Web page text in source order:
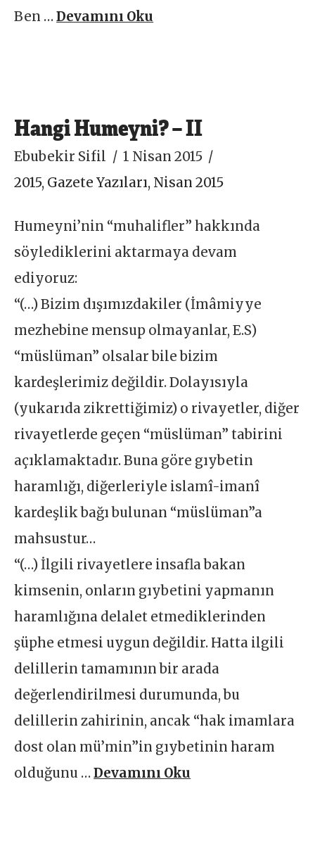
Ben …Devamını Oku
Hangi Humeyni? – II
Ebubekir Sifil
1 Nisan 2015
2015, Gazete Yazıları, Nisan 2015
Humeyni’nin “muhalifler” hakkında
söylediklerini aktarmaya devam
ediyoruz:
“(…) Bizim dışımızdakiler (İmâmiyye
mezhebine mensup olmayanlar, E.S)
“müslüman” olsalar bile bizim
kardeşlerimiz değildir. Dolayısıyla
(yukarıda zikrettiğimiz) o rivayetler, diğer
rivayetlerde geçen “müslüman” tabirini
açıklamaktadır. Buna göre gıybetin
haramlığı, diğerleriyle islamî-imanî
kardeşlik bağı bulunan “müslüman”a
mahsustur…
“(…) İlgili rivayetlere insafla bakan
kimsenin, onların gıybetini yapmanın
haramlığına delalet etmediklerinden
şüphe etmesi uygun değildir. Hatta ilgili
delillerin tamamının bir arada
değerlendirilmesi durumunda, bu
delillerin zahirinin, ancak “hak imamlara
dost olan mü’min”in gıybetinin haram
olduğunu …Devamını Oku